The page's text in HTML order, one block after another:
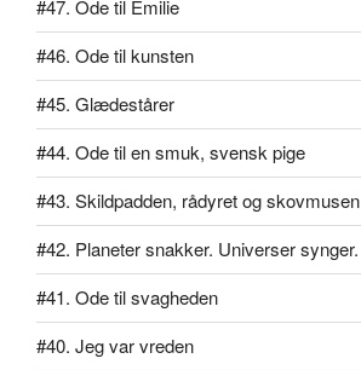
#47. Ode til Emilie
#46. Ode til kunsten
#45. Glædestårer
#44. Ode til en smuk, svensk pige
#43. Skildpadden, rådyret og skovmusen
#42. Planeter snakker. Universer synger.
#41. Ode til svagheden
#40. Jeg var vreden